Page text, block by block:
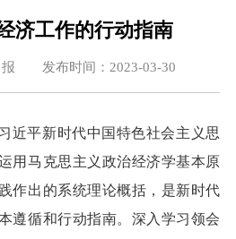
济工作的行动指南
报 发布时间：2023-03-30
近平新时代中国特色社会主义思
用马克思主义政治经济学基本原
作出的系统理论概括，是新时代
遵循和行动指南。深入学习领会